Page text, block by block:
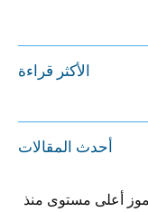
الأكثر قراءة
أحدث المقالات
أعلى مستوى منذ